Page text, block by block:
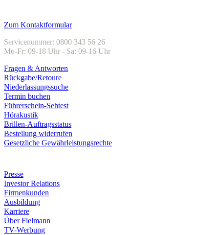
Zum Kontaktformular
Servicenummer: 0800 343 56 26
Mo-Fr: 09-18 Uhr - Sa: 09-16 Uhr
Fragen & Antworten
Rückgabe/Retoure
Niederlassungssuche
Termin buchen
Führerschein-Sehtest
Hörakustik
Brillen-Auftragsstatus
Bestellung widerrufen
Gesetzliche Gewährleistungsrechte
Presse
Investor Relations
Firmenkunden
Ausbildung
Karriere
Über Fielmann
TV-Werbung